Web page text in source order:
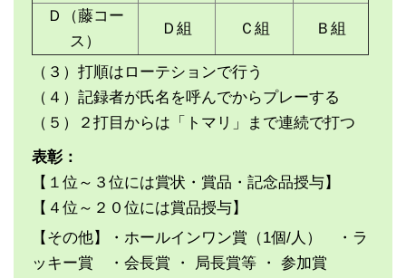
Ｄ（藤コー
ス）
Ｄ組 Ｃ組 Ｂ組
（３）打順はローテションで行う
（４）記録者が氏名を呼んでからプレーする
（５）２打目からは「トマリ」まで連続で打つ
表彰：
【１位～３位には賞状・賞品・記念品授与】
【４位～２０位には賞品授与】
【その他】・ホールインワン賞（1個/人） ・ラ
ッキー賞 ・会長賞 ・ 局長賞等 ・ 参加賞